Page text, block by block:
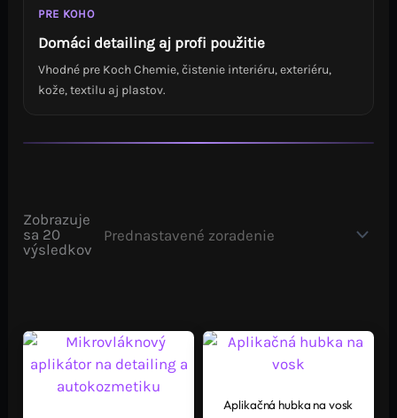
PRE KOHO
Domáci detailing aj profi použitie
Vhodné pre Koch Chemie, čistenie interiéru, exteriéru,
kože, textilu aj plastov.
Zobrazuje
sa 20
výsledkov
Aplikačná hubka na vosk